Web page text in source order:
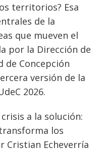
territorios? Esa
de la
que mueven el
por la Dirección de
de Concepción
versión de la
2026.
a la solución:
los
Cristian Echeverría